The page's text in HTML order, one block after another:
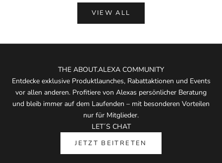
VIEW ALL
THE ABOUT.ALEXA COMMUNITY
Entdecke exklusive Produktlaunches, Rabattaktionen und Events
vor allen anderen. Profitiere von Alexas persönlicher Beratung
und bleib immer auf dem Laufenden – mit besonderen Vorteilen
nur für Mitglieder.
LET´S CHAT
JETZT BEITRETEN